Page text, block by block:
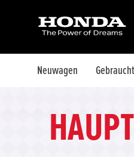
Neuwagen